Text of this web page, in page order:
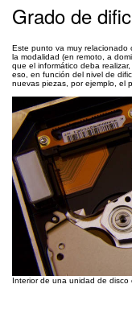
Grado de
Este punto va muy relacionado
la modalidad (en remoto, a
que el informático deba
eso, en función del nivel de
nuevas piezas, por ejemplo, el
Interior de una unidad de disco